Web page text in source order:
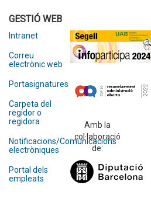
GESTIÓ WEB
Intranet
Correu
electrònic web
Portasignatures
Carpeta del
regidor o
regidora
Notificacions/Comunicacions
electròniques
Portal dels
empleats
Amb la
col·laboració
de: